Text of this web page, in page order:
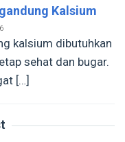
Kalsium
kalsium dibutuhkan
sehat dan bugar.
[…]